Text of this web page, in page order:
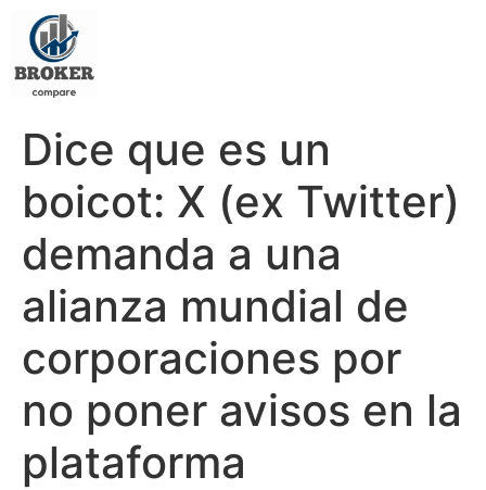
Dice que es un
boicot: X (ex Twitter)
demanda a una
alianza mundial de
corporaciones por
no poner avisos en la
plataforma